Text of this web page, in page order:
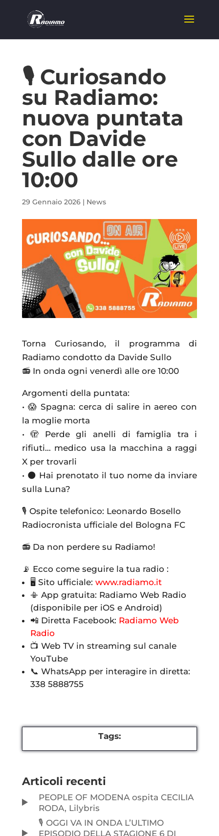
🎙️ Curiosando
su Radiamo:
nuova puntata
con Davide
Sullo dalle ore
10:00
29 Gennaio 2026| News
Torna Curiosando, il programma di
Radiamo condotto da Davide Sullo
📻 In onda ogni venerdì alle ore 10:00
Argomenti della puntata:
• 😱 Spagna: cerca di salire in aereo con
la moglie morta
• 🫣 Perde gli anelli di famiglia tra i
rifiuti… medico usa la macchina a raggi
X per trovarli
• 🌑 Hai prenotato il tuo nome da inviare
sulla Luna?
🎙️ Ospite telefonico: Leonardo Bosello
Radiocronista ufficiale del Bologna FC
📻 Da non perdere su Radiamo!
📡 Ecco come seguire la tua radio :
🖥 Sito ufficiale: www.radiamo.it
📳 App gratuita: Radiamo Web Radio
(disponibile per iOS e Android)
📲 Diretta Facebook: Radiamo Web
Radio
📺 Web TV in streaming sul canale
YouTube
📞 WhatsApp per interagire in diretta:
338 5888755
Tags:
Articoli recenti
PEOPLE OF MODENA ospita CECILIA
RODA, Lilybris
🎙️ OGGI VA IN ONDA L’ULTIMO
EPISODIO DELLA STAGIONE 6 DI